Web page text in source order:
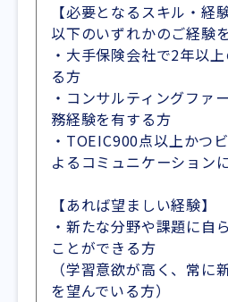
【必要となるスキル・経験
以下のいずれかのご経験
・大手保険会社で2年以
る方
・コンサルティングファ
務経験を有する方
・TOEIC900点以上かつ
よるコミュニケーション
【あれば望ましい経験】
・新たな分野や課題に自
ことができる方
（学習意欲が高く、常に
を望んでいる方）